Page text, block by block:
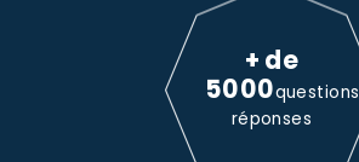
+ de
5000questions
réponses